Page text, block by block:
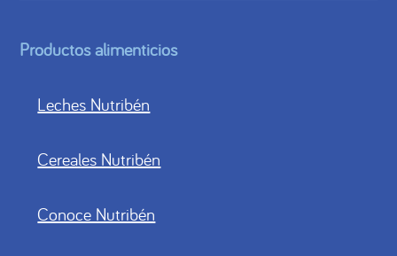
Productos alimenticios
Leches Nutribén
Cereales Nutribén
Conoce Nutribén